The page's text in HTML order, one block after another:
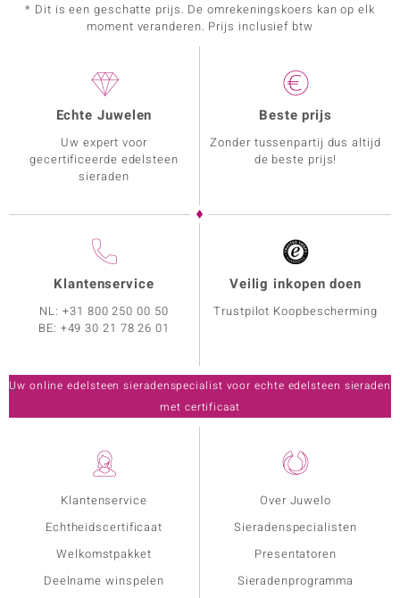
* Dit is een geschatte prijs. De omrekeningskoers kan op elk
moment veranderen. Prijs inclusief btw
Klantenservice
Echtheidscertificaat
Welkomstpakket
Deelname winspelen
Over Juwelo
Sieradenspecialisten
Presentatoren
Sieradenprogramma
Echte Juwelen
Uw expert voor
gecertificeerde edelsteen
sieraden
Beste prijs
Zonder tussenpartij dus altijd
de beste prijs!
Klantenservice
NL:+31 800 250 00 50
BE: +49 30 21 78 26 01
Veilig inkopen doen
Trustpilot Koopbescherming
Uw online edelsteen sieradenspecialist voor echte edelsteen sieraden
met certificaat